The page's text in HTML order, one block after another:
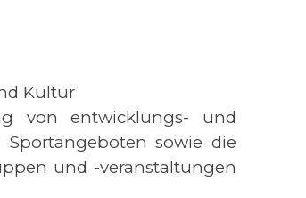
Kultur
von entwicklungs- und
Sportangeboten sowie die
und -veranstaltungen